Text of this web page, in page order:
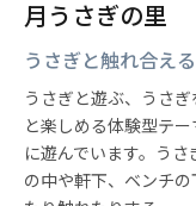
月うさぎの里
うさぎと触れ合え
うさぎと遊ぶ、うさ
と楽しめる体験型テ
に遊んでいます。う
の中や軒下、ベンチ